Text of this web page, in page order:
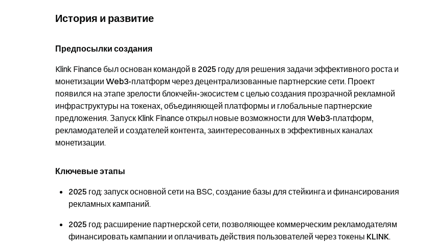
История и развитие
Предпосылки создания
Klink Finance был основан командой в 2025 годудля решения задачи эффективного роста и
монетизации Web3-платформ через децентрализованные партнерские сети. Проект
появился на этапезрелости блокчейн-экосистем с цельюсоздания прозрачной рекламной
инфраструктуры на токенах, объединяющей платформы и глобальные партнерские
предложения. Запуск Klink Finance открыл новые возможности для Web3-платформ,
рекламодателей и создателей контента, заинтересованных в эффективных каналах
монетизации.
Ключевые этапы
2025 год: запуск основной сети на BSC, создание базы для стейкинга и финансирования
рекламных кампаний.
2025 год: расширение партнерской сети, позволяющее коммерческим рекламодателям
финансировать кампании и оплачивать действия пользователей через токены KLINK.